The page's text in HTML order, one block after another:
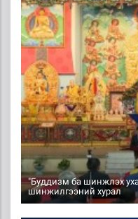
"Буддизм ба шинжлэх
шинжилгээний хурал